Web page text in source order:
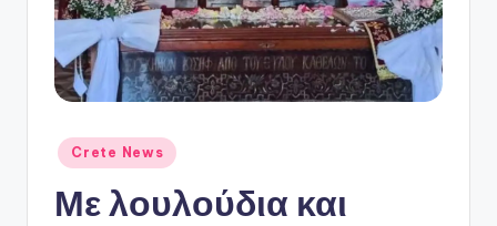
o
Αναρτήθηκε
σε
Crete News
Με λουλούδια και